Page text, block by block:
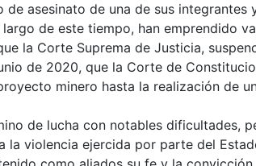
de asesinato de una de sus
largo de este tiempo, han emprendido
la Corte Suprema de Justicia,
de 2020, que la Corte de
minero hasta la realización de
de lucha con notables dificultades,
la violencia ejercida por parte del